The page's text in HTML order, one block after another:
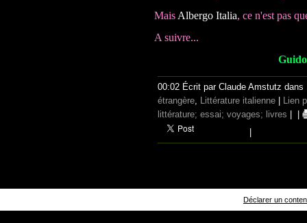
Mais Albergo Italia, ce n'est pas
A suivre...
00:02 Écrit par Claude Amstutz dans
étrangère, Littérature italienne
Lien
littérature; essai; voyages; livres
Déclarer un